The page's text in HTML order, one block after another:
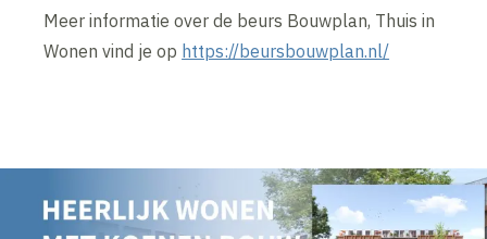
Meer informatie over de beurs Bouwplan, Thuis in
Wonen vind je op https://beursbouwplan.nl/